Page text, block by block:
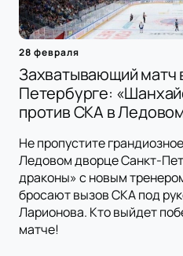
28 февраля
Захватывающий матч
Петербурге:
против СКА в
Не пропустите
Ледовом дворце Санкт-
драконы» с новым
бросают вызов СКА под
Ларионова. Кто выйдет
матче!